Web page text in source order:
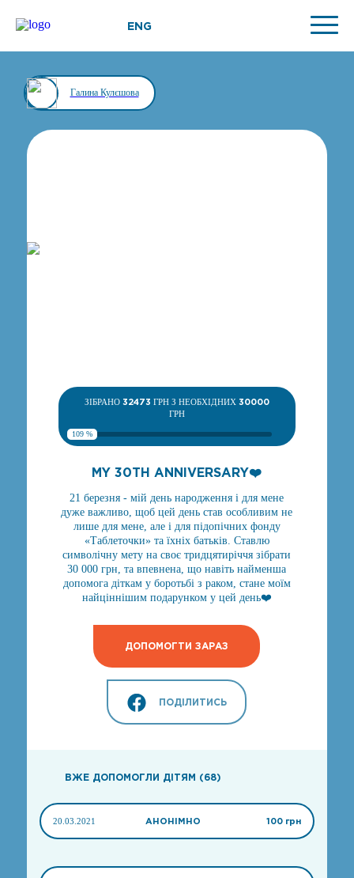
ENG
Галина Кулєшова
ЗІБРАНО 32473 ГРН З НЕОБХІДНИХ 30000
ГРН
109 %
MY 30TH ANNIVERSARY❤️
21 березня - мій день народження і для мене
дуже важливо, щоб цей день став особливим не
лише для мене, але і для підопічних фонду
«Таблеточки» та їхніх батьків. Ставлю
символічну мету на своє тридцятиріччя зібрати
30 000 грн, та впевнена, що навіть найменша
допомога діткам у боротьбі з раком, стане моїм
найціннішим подарунком у цей день❤️
ДОПОМОГТИ ЗАРАЗ
ПОДІЛИТИСЬ
ВЖЕ ДОПОМОГЛИ ДІТЯМ (68)
20.03.2021 АНОНІМНО 100 грн